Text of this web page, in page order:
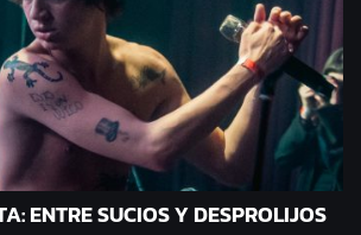
ENTRE SUCIOS Y DESPROLIJOS